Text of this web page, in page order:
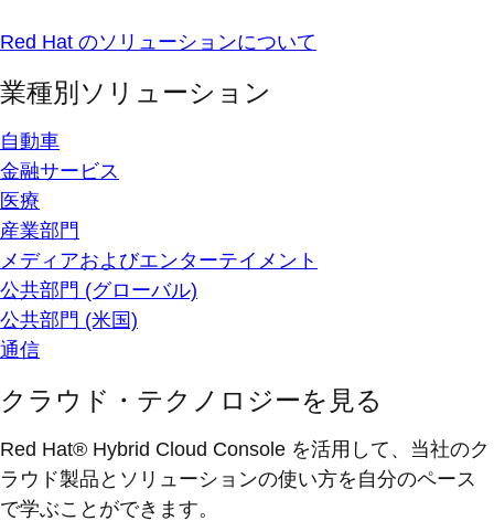
Red Hat のソリューションについて
業種別ソリューション
自動車
金融サービス
医療
産業部門
メディアおよびエンターテイメント
公共部門 (グローバル)
公共部門 (米国)
通信
クラウド・テクノロジーを見る
Red Hat® Hybrid Cloud Console を活用して、当社のク
ラウド製品とソリューションの使い方を自分のペース
で学ぶことができます。